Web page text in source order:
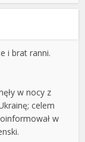
i brat ranni.
w nocy z
celem
w